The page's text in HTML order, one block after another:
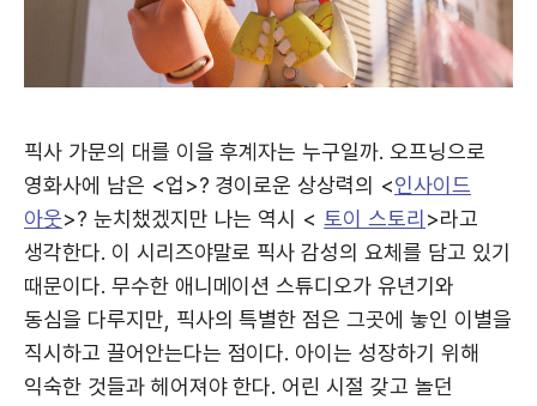
픽사 가문의 대를 이을 후계자는 누구일까. 오프닝으로
영화사에 남은 <업>? 경이로운 상상력의 <인사이드
아웃>? 눈치챘겠지만 나는 역시 < 토이 스토리 >라고
생각한다. 이 시리즈야말로 픽사 감성의 요체를 담고 있기
때문이다. 무수한 애니메이션 스튜디오가 유년기와
동심을 다루지만, 픽사의 특별한 점은 그곳에 놓인 이별을
직시하고 끌어안는다는 점이다. 아이는 성장하기 위해
익숙한 것들과 헤어져야 한다. 어린 시절 갖고 놀던